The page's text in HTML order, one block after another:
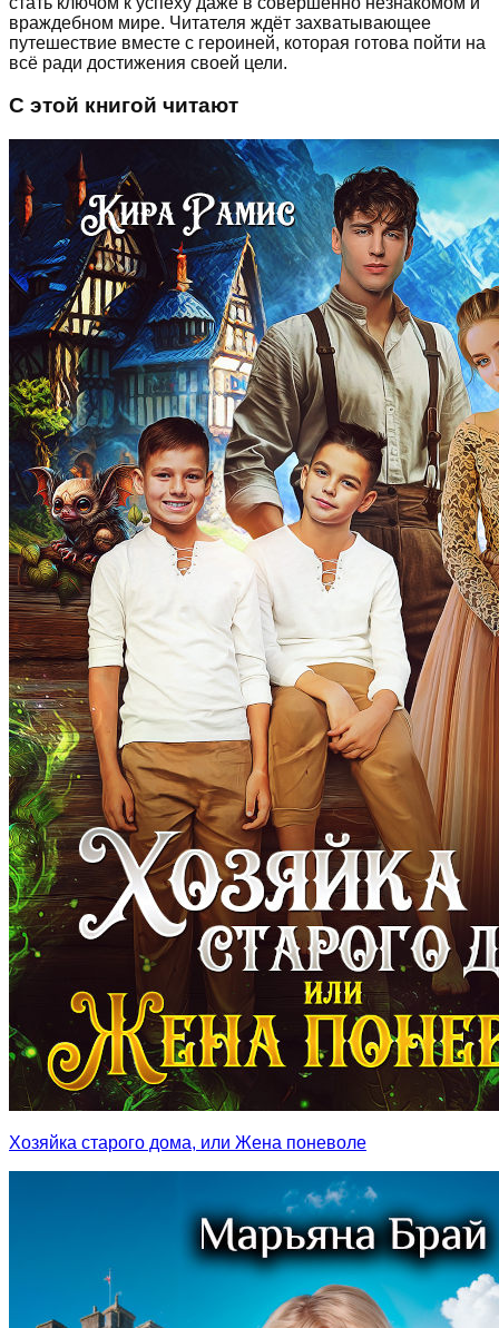
враждебном мире. Читателя ждёт захватывающее
путешествие вместе с героиней, которая готова пойти на
всё ради достижения своей цели.
С этой книгой читают
Хозяйка старого дома, или Жена поневоле